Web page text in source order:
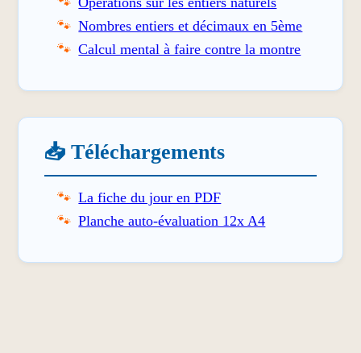
Nombres entiers et décimaux en 5ème
Calcul mental à faire contre la montre
📥 Téléchargements
La fiche du jour en PDF
Planche auto-évaluation 12x A4